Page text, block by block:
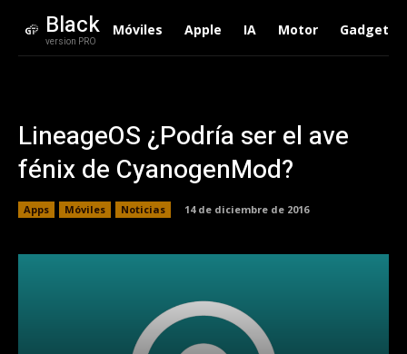
Black
version PRO
Móviles Apple IA Motor Gadgets
LineageOS ¿Podría ser el ave
fénix de CyanogenMod?
Apps Móviles Noticias 14 de diciembre de 2016